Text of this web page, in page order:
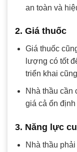
an toàn và
2. Giá thuốc
Giá thuốc
lượng có tốt
triển khai
Nhà thầu cần
giá cả ổn
3. Năng lực
Nhà thầu